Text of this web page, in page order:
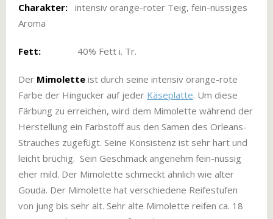
Charakter: intensiv orange-roter Teig, fein-nussiges
Aroma
Fett: 40% Fett i. Tr.
Der Mimolette ist durch seine intensiv orange-rote
Farbe der Hingucker auf jeder Käseplatte. Um diese
Färbung zu erreichen, wird dem Mimolette während der
Herstellung ein Farbstoff aus den Samen des Orleans-
Strauches zugefügt. Seine Konsistenz ist sehr hart und
leicht brüchig. Sein Geschmack angenehm fein-nussig
eher mild. Der Mimolette schmeckt ähnlich wie alter
Gouda. Der Mimolette hat verschiedene Reifestufen
von jung bis sehr alt. Sehr alte Mimolette reifen ca. 18